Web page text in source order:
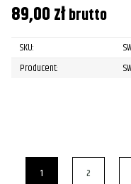
89,00złbrutto
SKU:
Producent:
1 2